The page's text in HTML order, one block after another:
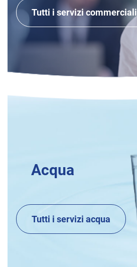
Tutti i servizi commerciali
Acqua
Tutti i servizi acqua